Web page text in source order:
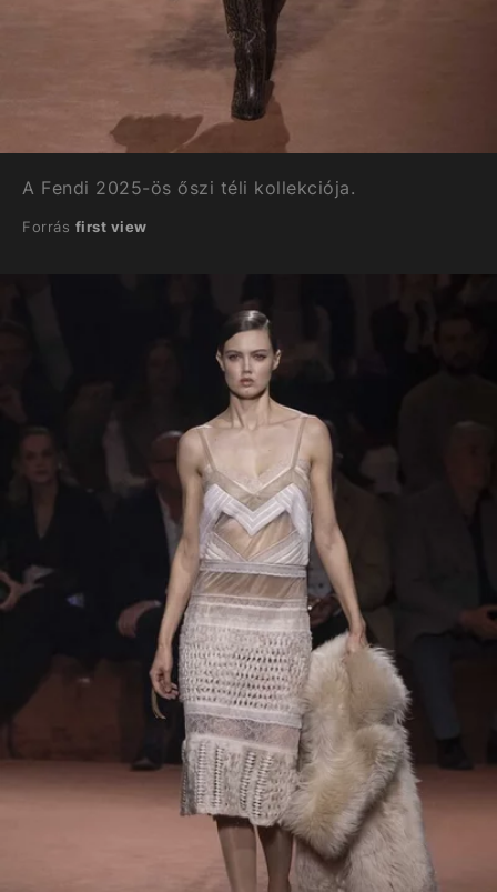
A Fendi 2025-ös őszi téli kollekciója.
Forrás first view